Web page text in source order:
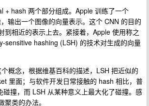
+ hash 两个部分组成。Apple 训练了一个
输出一个图像的向量表示。这个 CNN 的目的
到相近的表示上去。紧接着，Apple 使用称之
sensitive hashing (LSH) 的技术对生成的向量
概念，根据维基百科的描述，LSH 把近似的
里面；与软件开发日常接触的 hash 相比，普
撞，而 LSH 从某种意义上最大化了碰撞。感
类的办法。